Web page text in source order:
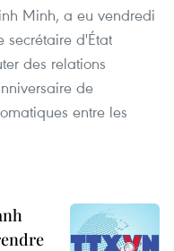
Minh, a eu vendredi
secrétaire d'État
des relations
de
entre les